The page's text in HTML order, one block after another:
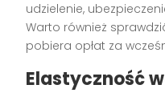
udzielenie,
Warto również
pobiera opłat za
Elastyczność